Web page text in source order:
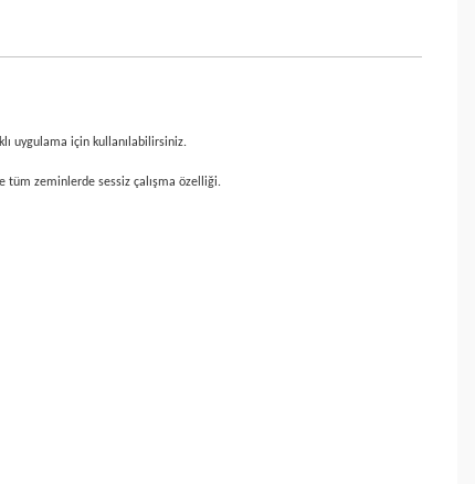
uygulama için kullanılabilirsiniz.
tüm zeminlerde sessiz çalışma özelliği.